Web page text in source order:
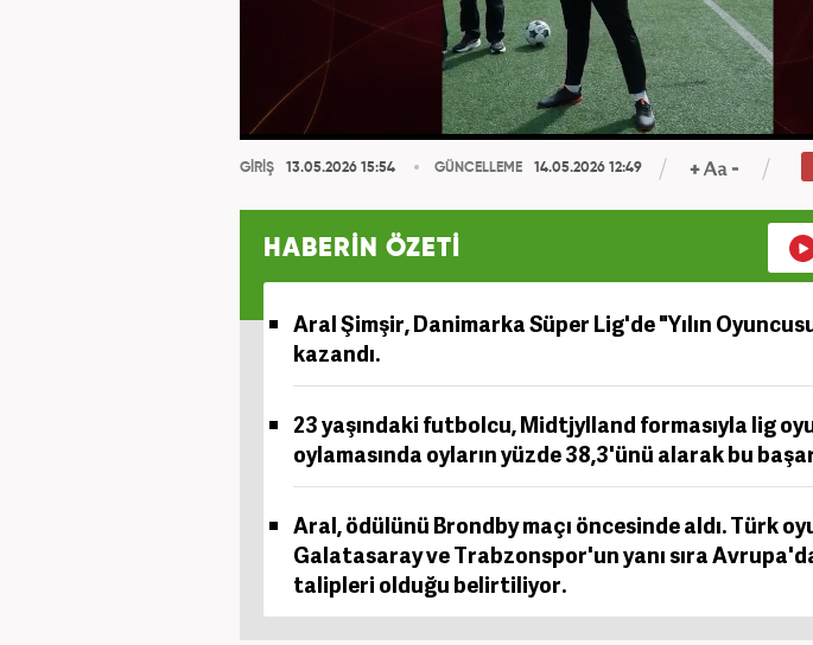
GİRİŞ 13.05.2026 15:54 GÜNCELLEME 14.05.2026 12:49
HABERİN ÖZETİ
Aral Şimşir, Danimarka Süper Lig'de "Yılın
kazandı.
23 yaşındaki futbolcu, Midtjylland formasıyla lig
oylamasında oyların yüzde 38,3'ünü alarak bu
Aral, ödülünü Brondby maçı öncesinde aldı. Türk
Galatasaray ve Trabzonspor'un yanı sıra
talipleri olduğu belirtiliyor.